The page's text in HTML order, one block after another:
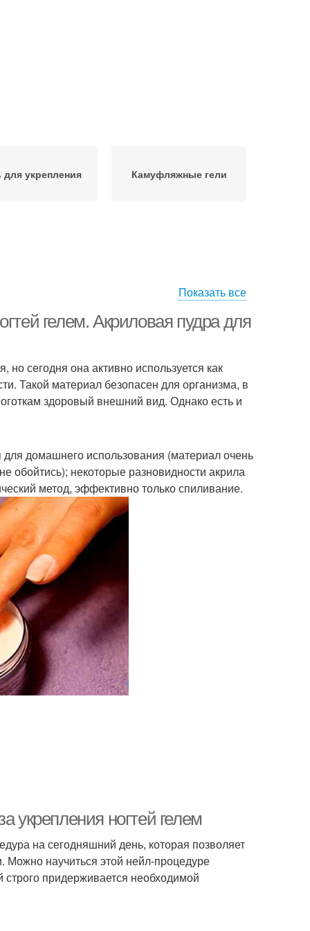
для укрепления Камуфляжные гели
Показать все
гелем. Акриловая пудра для
сегодня она активно используется как
Такой материал безопасен для организма, в
здоровый внешний вид. Однако есть и
домашнего использования (материал очень
обойтись); некоторые разновидности акрила
метод, эффективно только спиливание.
укрепления ногтей гелем
на сегодняшний день, которая позволяет
научиться этой нейл-процедуре
придерживается необходимой